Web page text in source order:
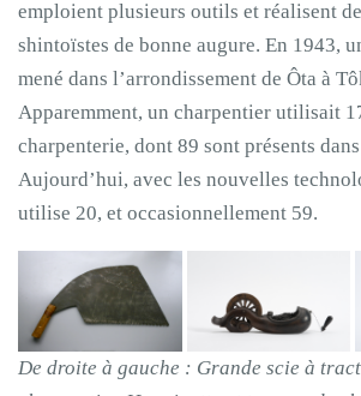
emploient plusieurs outils et réalisent
shintoïstes de bonne augure. En 1943,
mené dans l’arrondissement de Ôta à
Apparemment, un charpentier utilisait
charpenterie, dont 89 sont présents
Aujourd’hui, avec les nouvelles
utilise 20, et occasionnellement 59.
De droite à gauche : Grande scie à